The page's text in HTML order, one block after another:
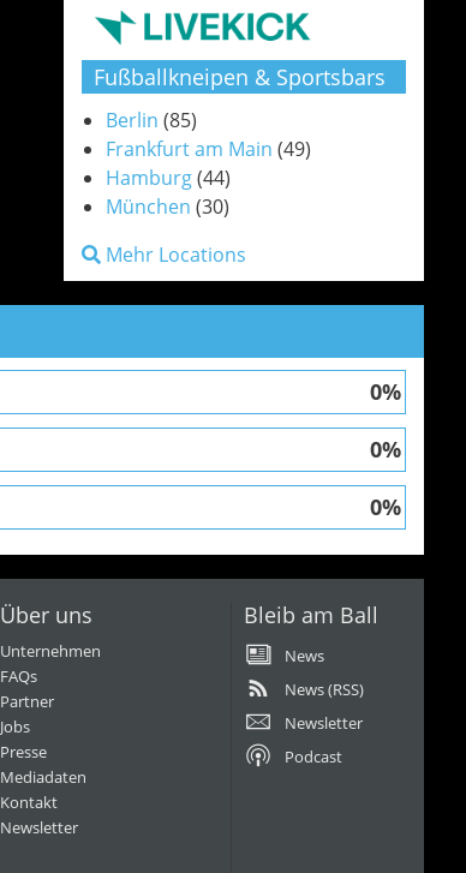
Fußballkneipen & Sportsbars
Berlin (85)
Frankfurt am Main (49)
Hamburg(44)
München (30)
Mehr Locations
0%
0%
0%
Über uns
Unternehmen
FAQs
Partner
Jobs
Presse
Mediadaten
Kontakt
Newsletter
Bleib am Ball
News
News (RSS)
Newsletter
Podcast